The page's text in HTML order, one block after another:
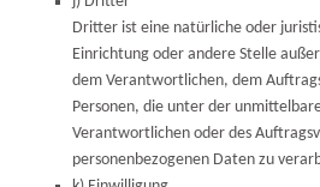
Dritter ist eine natürliche oder
Einrichtung oder andere Stelle
dem Verantwortlichen, dem
Personen, die unter der
Verantwortlichen oder des
personenbezogenen Daten zu